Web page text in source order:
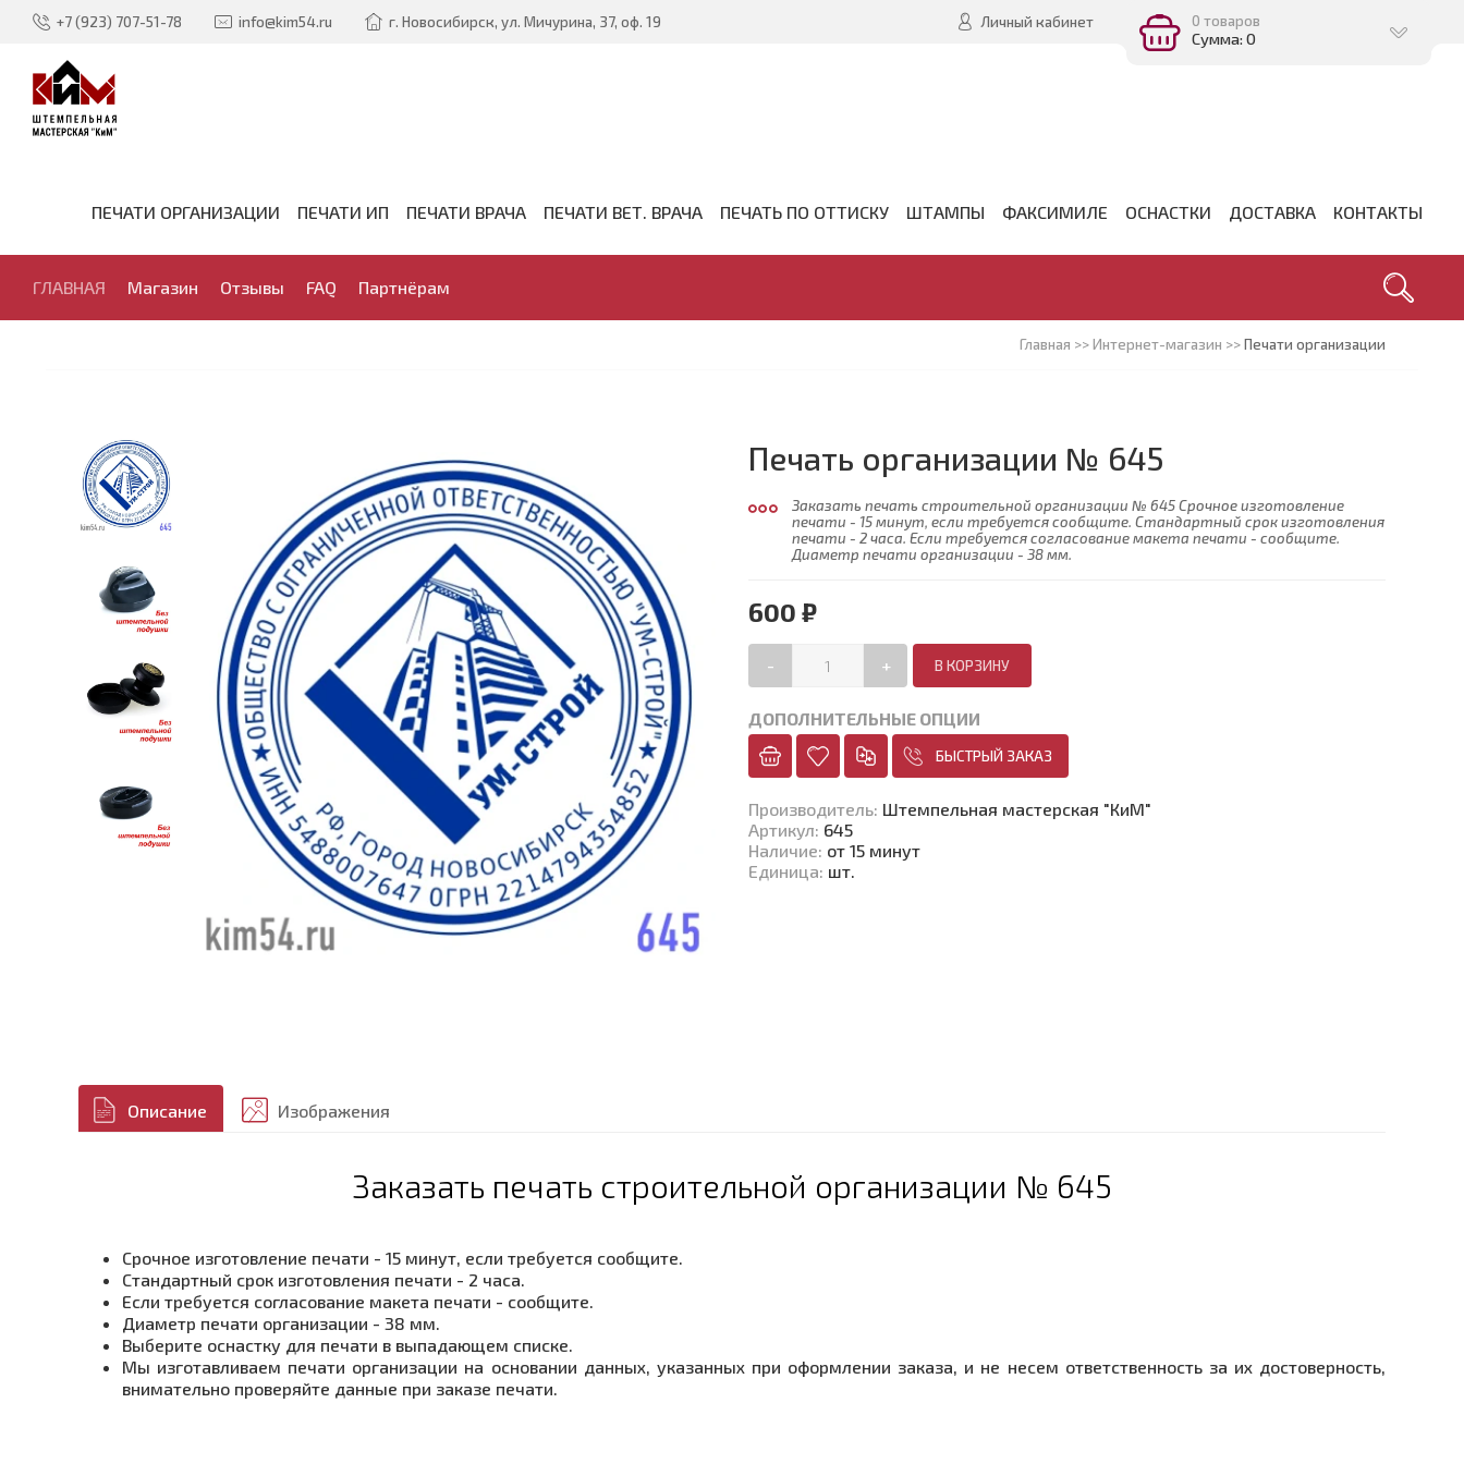
+7 (923) 707-51-78 info@kim54.ru г. Новосибирск, ул. Мичурина, 37, оф. 19 Личный кабинет 0 товаров
Сумма: 0
ПЕЧАТИ ОРГАНИЗАЦИИ ПЕЧАТИ ИП ПЕЧАТИ ВРАЧА ПЕЧАТИ ВЕТ. ВРАЧА ПЕЧАТЬ ПО ОТТИСКУ ШТАМПЫ ФАКСИМИЛЕ ОСНАСТКИ ДОСТАВКА КОНТАКТЫ
ГЛАВНАЯ Магазин Отзывы FAQ Партнёрам
Главная >>Интернет-магазин >>Печати организации
Печать организации № 645
Заказать печать строительной организации № 645 Срочное изготовление
печати - 15 минут, если требуется сообщите. Стандартный срок изготовления
печати - 2 часа. Если требуется согласование макета печати - сообщите.
Диаметр печати организации - 38 мм.
600 ₽
- +
ДОПОЛНИТЕЛЬНЫЕ ОПЦИИ
БЫСТРЫЙ ЗАКАЗ
Производитель: Штемпельная мастерская "КиМ"
Артикул: 645
Наличие: от 15 минут
Единица: шт.
Описание Изображения
Заказать печать строительной организации № 645
Срочное изготовление печати - 15 минут, если требуется сообщите.
Стандартный срок изготовления печати - 2 часа.
Если требуется согласование макета печати - сообщите.
Диаметр печати организации - 38 мм.
Выберите оснастку для печати в выпадающем списке.
Мы изготавливаем печати организации на основании данных, указанных при оформлении заказа, и не несем ответственность за их достоверность,
внимательно проверяйте данные при заказе печати.